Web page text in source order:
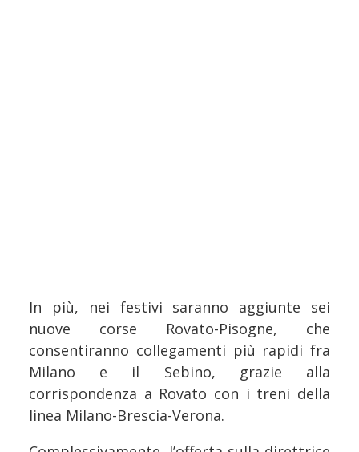
In più, nei festivi saranno aggiunte sei
nuove corse Rovato-Pisogne, che
consentiranno collegamenti più rapidi fra
Milano e il Sebino, grazie alla
corrispondenza a Rovato con i treni della
linea Milano-Brescia-Verona.